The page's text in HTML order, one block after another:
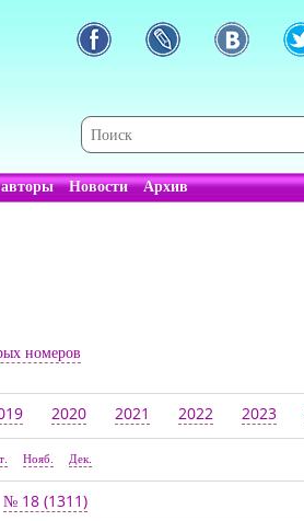
Новости Архив
номеров
2020 2021 2022 2023
Нояб. Дек.
№ 18 (1311)